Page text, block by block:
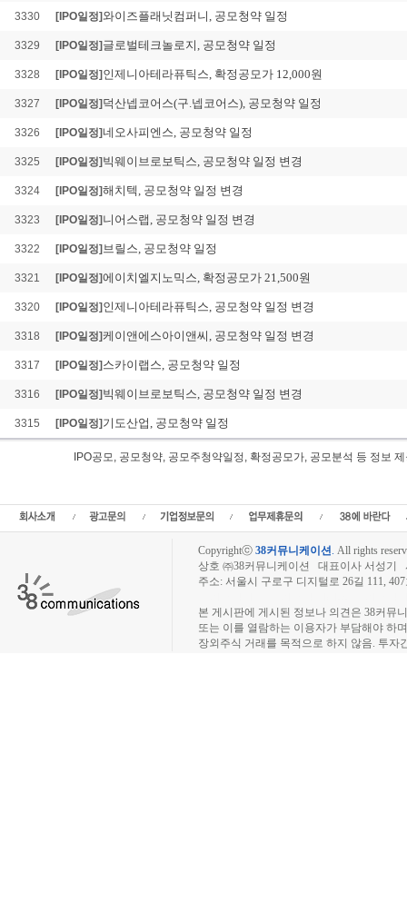
3330 [IPO일정]와이즈플래닛컴퍼니, 공모청약 일정
3329 [IPO일정] 글로벌테크놀로지, 공모청약 일정
3328 [IPO일정] 인제니아테라퓨틱스, 확정공모가 12,000원
3327 [IPO일정] 덕산넵코어스(구.넵코어스), 공모청약 일정
3326 [IPO일정]네오사피엔스, 공모청약 일정
3325 [IPO일정] 빅웨이브로보틱스, 공모청약 일정 변경
3324 [IPO일정]해치텍, 공모청약 일정 변경
3323 [IPO일정] 니어스랩, 공모청약 일정 변경
3322 [IPO일정] 브릴스, 공모청약 일정
3321 [IPO일정]에이치엘지노믹스, 확정공모가 21,500원
3320 [IPO일정] 인제니아테라퓨틱스, 공모청약 일정 변경
3318 [IPO일정] 케이앤에스아이앤씨, 공모청약 일정 변경
3317 [IPO일정] 스카이랩스, 공모청약 일정
3316 [IPO일정] 빅웨이브로보틱스, 공모청약 일정 변경
3315 [IPO일정] 기도산업, 공모청약 일정
IPO공모, 공모청약, 공모주청약일정, 확정공모가, 공모분석 등 정
Copyrightⓒ 38커뮤니케이션. All rights
상호 ㈜38커뮤니케이션 대표이사 서성기
주소: 서울시 구로구 디지털로 26길 111,
본 게시판에 게시된 정보나 의견은 38커뮤
또는 이를 열람하는 이용자가 부담해야 하
장외주식 거래를 목적으로 하지 않음. 투